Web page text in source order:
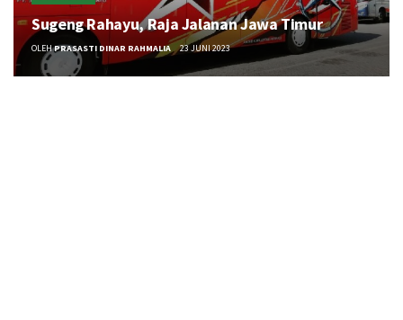
Sugeng Rahayu, Raja Jalanan Jawa Timur
OLEHPRASASTI DINAR RAHMALIA 23 JUNI 2023